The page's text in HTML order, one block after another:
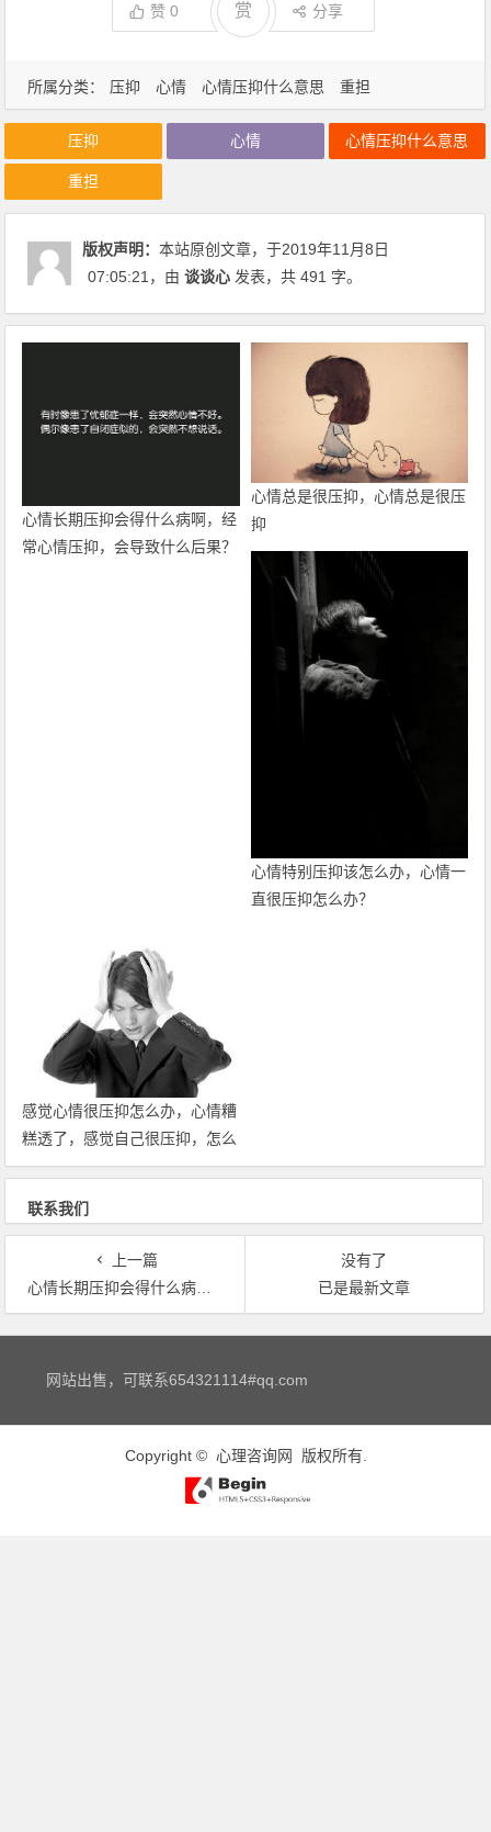
所属分类： 压抑 心情 心情压抑什么意思 重担
赞0 赏 分享
压抑 心情 心情压抑什么意思
重担
版权声明：本站原创文章，于2019年11月8日
07:05:21 ，由谈谈心 发表，共 491 字。
心情长期压抑会得什么病啊，经
常心情压抑，会导致什么后果？
心情总是很压抑，心情总是很压
抑
心情特别压抑该怎么办，心情一
直很压抑怎么办？
感觉心情很压抑怎么办，心情糟
糕透了，感觉自己很压抑，怎么
办？
联系我们
上一篇
心情长期压抑会得什么病啊，经常心情压抑，会导致什么后果？
没有了
已是最新文章
文章导航
网站出售，可联系654321114#qq.com
Copyright © 心理咨询网 版权所有.